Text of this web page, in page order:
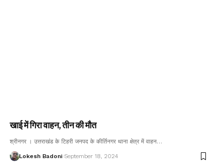
खाई में गिरा वाहन, तीन की मौत
श्रीनगर । उत्तराखंड के टिहरी जनपद के कीर्तिनगर थाना क्षेत्र में वाहन…
Lokesh Badoni September 18, 2024